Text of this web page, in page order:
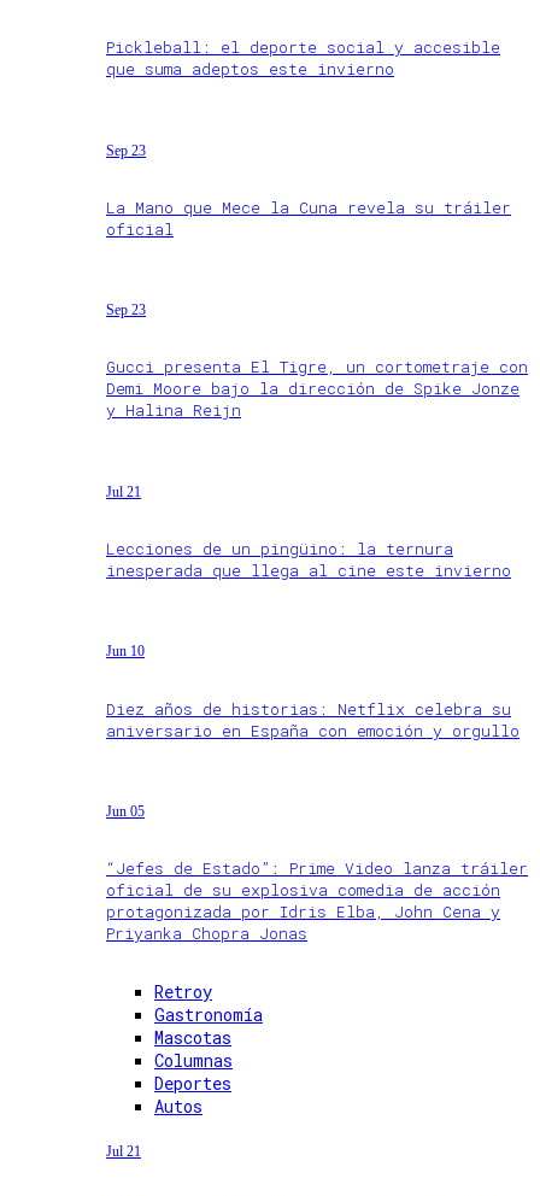
Pickleball: el deporte social y accesible
que suma adeptos este invierno
Sep 23
La Mano que Mece la Cuna revela su tráiler
oficial
Sep 23
Gucci presenta El Tigre, un cortometraje con
Demi Moore bajo la dirección de Spike Jonze
y Halina Reijn
Jul 21
Lecciones de un pingüino: la ternura
inesperada que llega al cine este invierno
Jun 10
Diez años de historias: Netflix celebra su
aniversario en España con emoción y orgullo
Jun 05
“Jefes de Estado”: Prime Video lanza tráiler
oficial de su explosiva comedia de acción
protagonizada por Idris Elba, John Cena y
Priyanka Chopra Jonas
Retroy
Gastronomía
Mascotas
Columnas
Deportes
Autos
Jul 21